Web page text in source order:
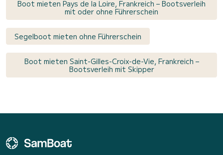
Boot mieten Pays de la Loire, Frankreich – Bootsverleih
mit oder ohne Führerschein
Segelboot mieten ohne Führerschein
Boot mieten Saint-Gilles-Croix-de-Vie, Frankreich –
Bootsverleih mit Skipper